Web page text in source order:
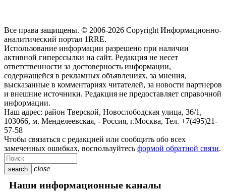
Все права защищены. © 2006-2026 Copyright Информационно-
аналитический портал 1RRE.
Использование информации разрешено при наличии
активной гиперссылки на сайт. Редакция не несет
ответственности за достоверность информации,
содержащейся в рекламных объявлениях, за мнения,
высказанные в комментариях читателей, за новости партнеров
и внешние источники. Редакция не предоставляет справочной
информации.
Наш адрес: район Тверской, Новослободская улица, 36/1 ,
103066, м. Менделеевская, - Россия, г.Москва, Тел. +7(495)21-
57-58
Чтобы связаться с редакцией или сообщить обо всех
замеченных ошибках, воспользуйтесь формой обратной связи.
search close
Наши информационные каналы